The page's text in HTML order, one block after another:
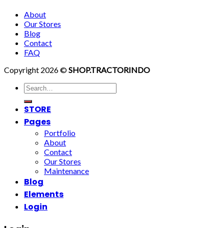
About
Our Stores
Blog
Contact
FAQ
Copyright 2026 ©SHOP.TRACTORINDO
Search
for:
STORE
Pages
Portfolio
About
Contact
Our Stores
Maintenance
Blog
Elements
Login